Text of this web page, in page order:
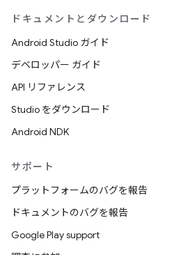
ドキュメントとダウンロード
Android Studio ガイド
デベロッパー ガイド
API リファレンス
Studio をダウンロード
Android NDK
サポート
プラットフォームのバグを報告
ドキュメントのバグを報告
Google Play support